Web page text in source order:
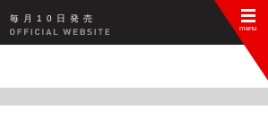
毎 月 10 日 発 売